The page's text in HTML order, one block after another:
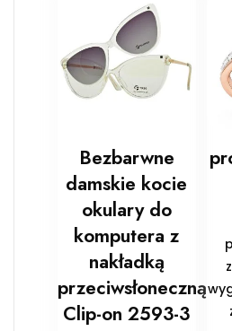
Bezbarwne
damskie kocie
okulary do
komputera z
nakładką
przeciwsłoneczną
Clip-on 2593-3